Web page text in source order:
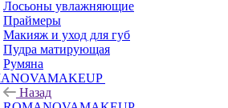
Лосьоны увлажняющие
Праймеры
Макияж и уход для губ
Пудра матирующая
Румяна
Назад